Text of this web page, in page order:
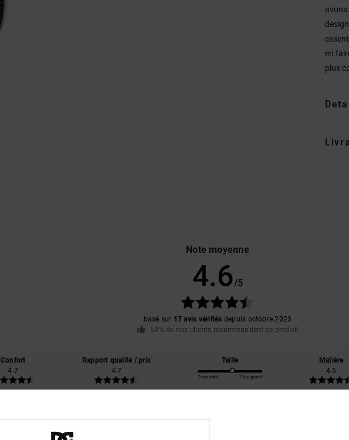
avons
en
plus
Note moyenne
4.6/5
basé sur 17 avis vérifiés depuis octobre 2025
53% de nos clients recommandent ce produit
Confort
4.7
Rapport qualité / prix
4.7
Taille
Trop petit Trop grand
Matière
4.5